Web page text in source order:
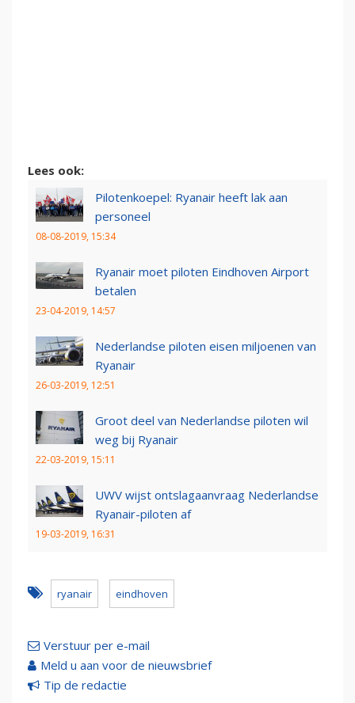
Lees ook:
Pilotenkoepel: Ryanair heeft lak aan
personeel
08-08-2019, 15:34
Ryanair moet piloten Eindhoven Airport
betalen
23-04-2019, 14:57
Nederlandse piloten eisen miljoenen van
Ryanair
26-03-2019, 12:51
Groot deel van Nederlandse piloten wil
weg bij Ryanair
22-03-2019, 15:11
UWV wijst ontslagaanvraag Nederlandse
Ryanair-piloten af
19-03-2019, 16:31
ryanair eindhoven
Verstuur per e-mail
Meld u aan voor de nieuwsbrief
Tip de redactie